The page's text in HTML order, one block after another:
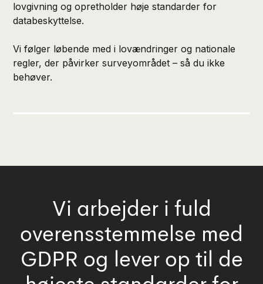
lovgivning og opretholder høje standarder for
databeskyttelse.
Vi følger løbende med i lovændringer og nationale
regler, der påvirker surveyområdet – så du ikke
behøver.
Vi arbejder i fuld
overensstemmelse med
GDPR og lever op til de